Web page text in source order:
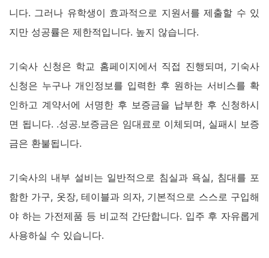
니다. 그러나 유학생이 효과적으로 지원서를 제출할 수 있
지만 성공률은 제한적입니다. 높지 않습니다.
기숙사 신청은 학교 홈페이지에서 직접 진행되며, 기숙사
신청은 누구나 개인정보를 입력한 후 원하는 서비스를 확
인하고 계약서에 서명한 후 보증금을 납부한 후 신청하시
면 됩니다. .성공.보증금은 임대료로 이체되며, 실패시 보증
금은 환불됩니다.
기숙사의 내부 설비는 일반적으로 침실과 욕실, 침대를 포
함한 가구, 옷장, 테이블과 의자, 기본적으로 스스로 구입해
야 하는 가전제품 등 비교적 간단합니다. 입주 후 자유롭게
사용하실 수 있습니다.